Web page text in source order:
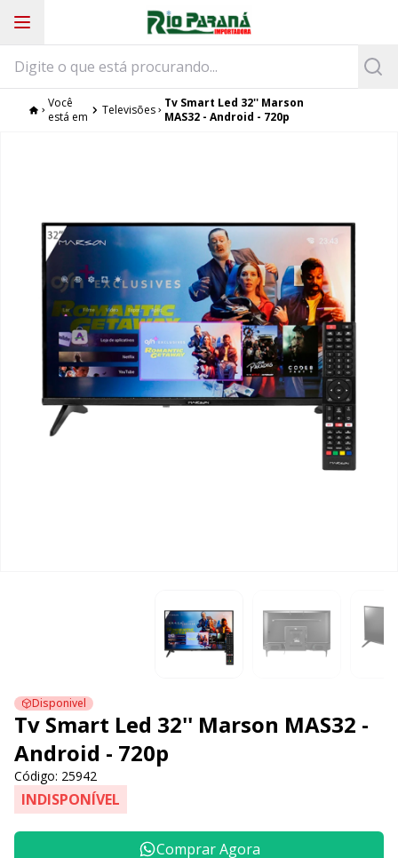
Você
está em
Televisões
Tv Smart Led 32'' Marson
MAS32 - Android - 720p
Disponivel
Tv Smart Led 32'' Marson MAS32 -
Android - 720p
Código: 25942
INDISPONÍVEL
Comprar Agora